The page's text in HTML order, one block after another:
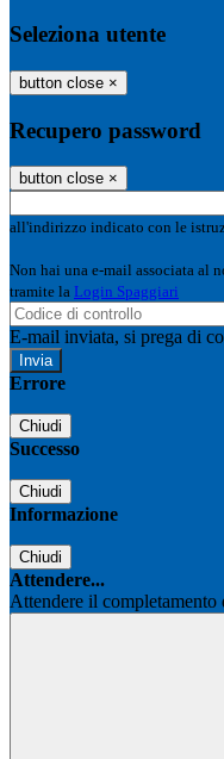
Seleziona utente
button close ×
Recupero password
button close ×
all'indirizzo indicato con le
Non hai una e-mail associata al
tramite la Login Spaggiari
E-mail inviata, si prega di
Errore
Chiudi
Successo
Chiudi
Informazione
Chiudi
Attendere...
Attendere il completamento